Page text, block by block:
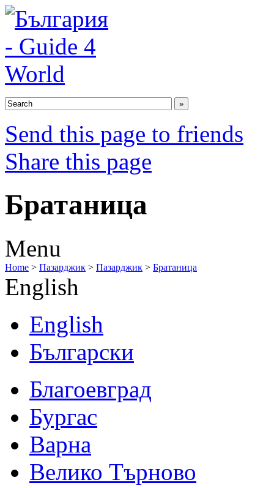
Send this page to friends
Share this page
Братаница
Menu
Home > Пазарджик > Пазарджик > Братаница
English
English
Български
Благоевград
Бургас
Варна
Велико Търново